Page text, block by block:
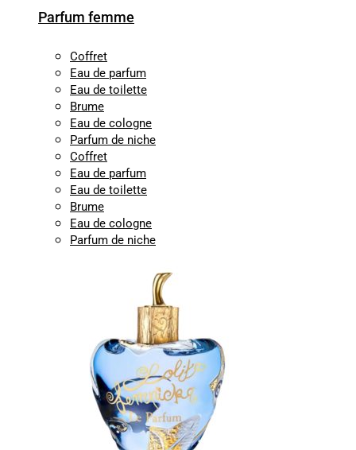
Parfum femme
Coffret
Eau de parfum
Eau de toilette
Brume
Eau de cologne
Parfum de niche
Coffret
Eau de parfum
Eau de toilette
Brume
Eau de cologne
Parfum de niche